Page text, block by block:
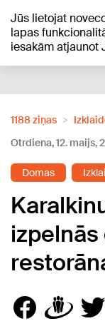
Jūs lietojat
lapas
iesakām atjaunot
+18
1188 ziņas
Otrdiena, 12. maijs,
Domas